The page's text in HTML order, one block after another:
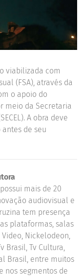
viabilizada com
(FSA), através da
o apoio do
meio da Secretaria
A obra deve
de seu
mais de 20
audiovisual e
tem presença
plataformas, salas
Nickelodeon,
Brasil, Tv Cultura,
Brasil, entre muitos
nos segmentos de